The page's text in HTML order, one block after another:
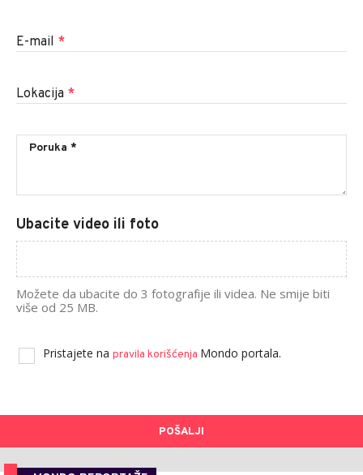
E-mail *
Lokacija *
Ubacite video ili foto
Možete da ubacite do 3 fotografije ili videa. Ne smije biti
više od 25 MB.
Pristajete na pravila korišćenja Mondo portala.
POŠALJI